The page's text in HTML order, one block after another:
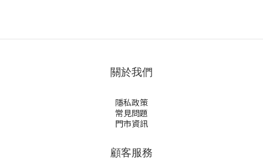
關於我們
隱私政策
常見問題
門市資訊
顧客服務